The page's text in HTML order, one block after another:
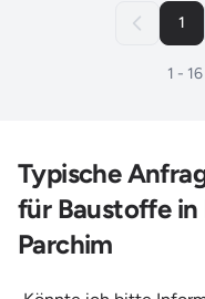
1
1 - 16
Typische
für Baustoffe in
Parchim